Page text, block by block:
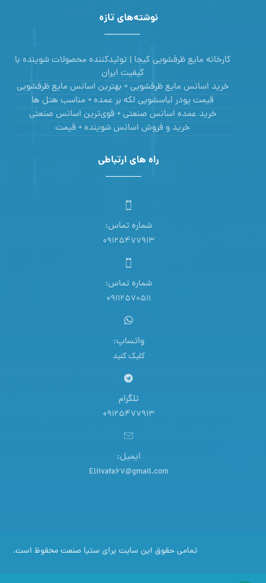
نوشته‌های تازه
کارخانه مایع ظرفشویی کیجا | تولیدکننده محصولات شوینده با
کیفیت ایران
خرید اسانس مایع ظرفشویی + بهترین اسانس مایع ظرفشویی
قیمت پودر لباسشویی لکه بر عمده + مناسب هتل ها
خرید عمده اسانس صنعتی + قوی‌ترین اسانس‌ صنعتی
خرید و فروش اسانس شوینده + قیمت
راه های ارتباطی
شماره تماس:
09125477913
شماره تماس:
09112570511
واتساپ:
کلیک کنید
تلگرام
09125477913
ایمیل:
Eliivafa67@gmail.com
تمامی حقوق این سایت برای ستیا صنعت محفوظ است.